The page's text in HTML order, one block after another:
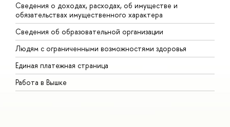
Сведения о доходах, расходах, об имуществе и
обязательствах имущественного характера
Сведения об образовательной организации
Людям с ограниченными возможностями здоровья
Единая платежная страница
Работа в Вышке